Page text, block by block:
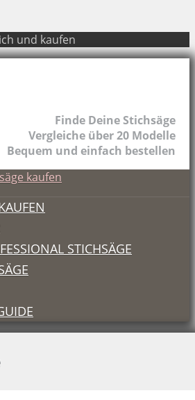
und kaufen
Finde Deine Stichsäge
Vergleiche über 20 Modelle
Bequem und einfach bestellen
kaufen
STICHSÄGE